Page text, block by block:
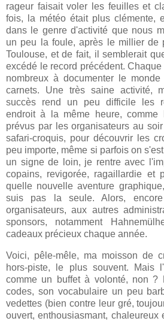
rageur faisait voler les feuilles et
fois, la météo était plus clémente,
dans le genre d'activité que nous
un peu la foule, après le millier de
Toulouse, et de fait, il semblerait
excédé le record précédent.
nombreux à documenter le
carnets. Une très saine activité,
succès rend un peu difficile les
endroit à la même heure, comme
prévus par les organisateurs au
safari-croquis, pour découvrir les
peu importe, même si parfois on
un signe de loin, je rentre avec
copains, revigorée, ragaillardie et
quelle nouvelle aventure
suis pas la seule. Alors,
organisateurs, aux autres
sponsors, notamment
cadeaux précieux chaque année.
Voici, pêle-mêle, ma moisson de
hors-piste, le plus souvent. Mais
comme un buffet à volonté, non ?
codes, son vocabulaire un peu
vedettes (bien contre leur gré,
ouvert, enthousiasmant,